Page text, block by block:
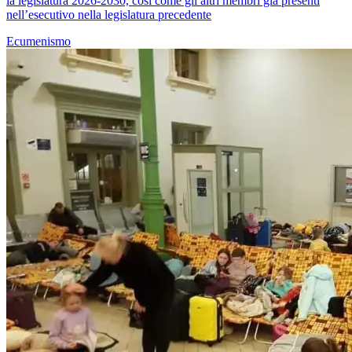
nell’esecutivo nella legislatura precedente
Ecumenismo